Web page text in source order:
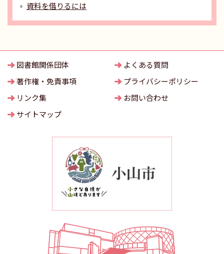
資料を借りるには
図書館関係団体
よくある質問
著作権・免責事項
プライバシーポリシー
リンク集
お問い合わせ
サイトマップ